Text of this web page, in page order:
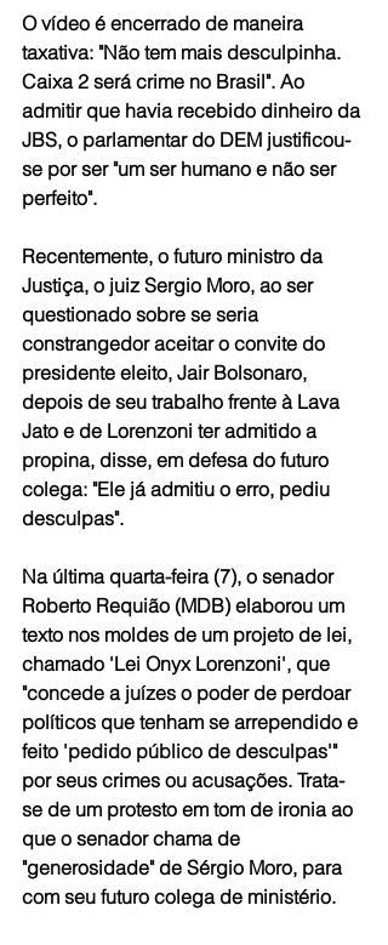
O vídeo é encerrado de maneira
taxativa: "Não tem mais desculpinha.
Caixa 2 será crime no Brasil". Ao
admitir que havia recebido dinheiro da
JBS, o parlamentar do DEM justificou-
se por ser "um ser humano e não ser
perfeito".
Recentemente, o futuro ministro da
Justiça, o juiz Sergio Moro, ao ser
questionado sobre se seria
constrangedor aceitar o convite do
presidente eleito, Jair Bolsonaro,
depois de seu trabalho frente à Lava
Jato e de Lorenzoni ter admitido a
propina, disse, em defesa do futuro
colega: "Ele já admitiu o erro, pediu
desculpas".
Na última quarta-feira (7), o senador
Roberto Requião (MDB) elaborou um
texto nos moldes de um projeto de lei,
chamado 'Lei Onyx Lorenzoni', que
"concede a juízes o poder de perdoar
políticos que tenham se arrependido e
feito 'pedido público de desculpas'"
por seus crimes ou acusações. Trata-
se de um protesto em tom de ironia ao
que o senador chama de
"generosidade" de Sérgio Moro, para
com seu futuro colega de ministério.